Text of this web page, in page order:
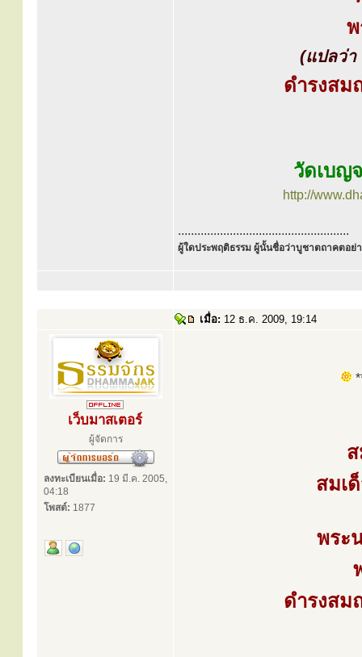
(แปลว่า
ดำรงส
วัดเบญ
http://
.....................................................
ผู้ใดประพฤติธรรม ผู้นั้นชื่อว่าบูชาตถาคตอย่า
เมื่อ: 12 ธ.ค. 2009, 19:14
เว็บมาสเตอร์
ผู้จัดการ
ลงทะเบียนเมื่อ: 19 มี.ค. 2005,
04:18
โพสต์: 1877
สมเ
พระ
ดำรงส